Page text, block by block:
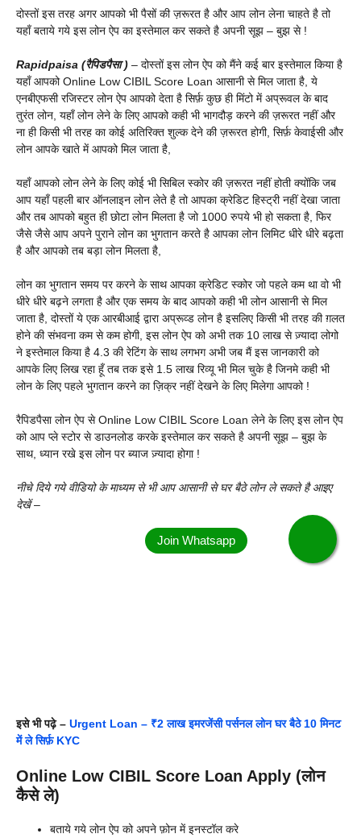
दोस्तों इस तरह अगर आपको भी पैसों की ज़रूरत है और आप लोन लेना चाहते है तो
यहाँ बताये गये इस लोन ऐप का इस्तेमाल कर सकते है अपनी सूझ – बुझ से !
Rapidpaisa (रैपिडपैसा ) – दोस्तों इस लोन ऐप को मैंने कई बार इस्तेमाल किया है
यहाँ आपको Online Low CIBIL Score Loan आसानी से मिल जाता है, ये
एनबीएफसी रजिस्टर लोन ऐप आपको देता है सिर्फ़ कुछ ही मिंटो में अप्रूवल के बाद
तुरंत लोन, यहाँ लोन लेने के लिए आपको कही भी भागदौड़ करने की ज़रूरत नहीं और
ना ही किसी भी तरह का कोई अतिरिक्त शुल्क देने की ज़रूरत होगी, सिर्फ़ केवाईसी और
लोन आपके खाते में आपको मिल जाता है,
यहाँ आपको लोन लेने के लिए कोई भी सिबिल स्कोर की ज़रूरत नहीं होती क्योंकि जब
आप यहाँ पहली बार ऑनलाइन लोन लेते है तो आपका क्रेडिट हिस्ट्री नहीं देखा जाता
और तब आपको बहुत ही छोटा लोन मिलता है जो 1000 रुपये भी हो सकता है, फिर
जैसे जैसे आप अपने पुराने लोन का भुगतान करते है आपका लोन लिमिट धीरे धीरे बढ़ता
है और आपको तब बड़ा लोन मिलता है,
लोन का भुगतान समय पर करने के साथ आपका क्रेडिट स्कोर जो पहले कम था वो भी
धीरे धीरे बढ़ने लगता है और एक समय के बाद आपको कही भी लोन आसानी से मिल
जाता है, दोस्तों ये एक आरबीआई द्वारा अप्रूव्ड लोन है इसलिए किसी भी तरह की ग़लत
होने की संभवना कम से कम होगी, इस लोन ऐप को अभी तक 10 लाख से ज़्यादा लोगो
ने इस्तेमाल किया है 4.3 की रेटिंग के साथ लगभग अभी जब मैं इस जानकारी को
आपके लिए लिख रहा हूँ तब तक इसे 1.5 लाख रिव्यू भी मिल चुके है जिनमे कही भी
लोन के लिए पहले भुगतान करने का ज़िक्र नहीं देखने के लिए मिलेगा आपको !
रैपिडपैसा लोन ऐप से Online Low CIBIL Score Loan लेने के लिए इस लोन ऐप
को आप प्ले स्टोर से डाउनलोड करके इस्तेमाल कर सकते है अपनी सूझ – बुझ के
साथ, ध्यान रखे इस लोन पर ब्याज ज़्यादा होगा !
नीचे दिये गये वीडियो के माध्यम से भी आप आसानी से घर बैठे लोन ले सकते है आइए
देखें–
इसे भी पढ़े – Urgent Loan – ₹2 लाख इमरजेंसी पर्सनल लोन घर बैठे 10 मिनट
में ले सिर्फ़ KYC
Online Low CIBIL Score Loan Apply (लोन
कैसे ले)
बताये गये लोन ऐप को अपने फ़ोन में इनस्टॉल करे